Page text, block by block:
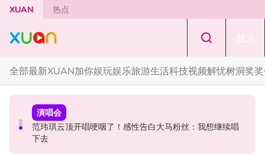
Skip to main content
XUAN 热点
登入
全部最新XUAN加你娱玩娱乐旅游生活科技视频解忧树洞奖
中港台新
《披荆斩棘2026》正式官宣全阵容！余文乐、刘畊宏、孙
楠都来了
中港台新
陈土豆玩梗《下一站幸福》！同框阿信、吴建豪上演“光晞
不能捐”桥段
演唱会
范玮琪云顶开唱哽咽了！感性告白大马粉丝：我想继续唱
下去